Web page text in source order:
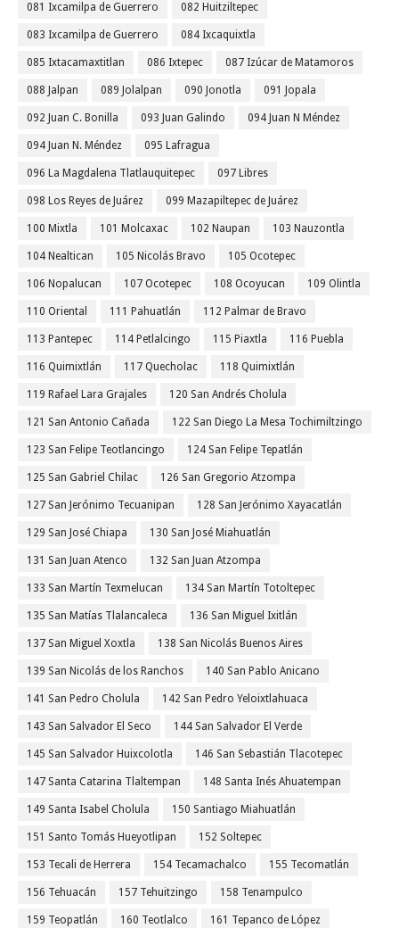
081 Ixcamilpa de Guerrero 082 Huitziltepec
083 Ixcamilpa de Guerrero 084 Ixcaquixtla
085 Ixtacamaxtitlan 086 Ixtepec 087 Izúcar de Matamoros
088 Jalpan 089 Jolalpan 090 Jonotla 091 Jopala
092 Juan C. Bonilla 093 Juan Galindo 094 Juan N Méndez
094 Juan N. Méndez 095 Lafragua
096 La Magdalena Tlatlauquitepec 097 Libres
098 Los Reyes de Juárez 099 Mazapiltepec de Juárez
100 Mixtla 101 Molcaxac 102 Naupan 103 Nauzontla
104 Nealtican 105 Nicolás Bravo 105 Ocotepec
106 Nopalucan 107 Ocotepec 108 Ocoyucan 109 Olintla
110 Oriental 111 Pahuatlán 112 Palmar de Bravo
113 Pantepec 114 Petlalcingo 115 Piaxtla 116 Puebla
116 Quimixtlán 117 Quecholac 118 Quimixtlán
119 Rafael Lara Grajales 120 San Andrés Cholula
121 San Antonio Cañada 122 San Diego La Mesa Tochimiltzingo
123 San Felipe Teotlancingo 124 San Felipe Tepatlán
125 San Gabriel Chilac 126 San Gregorio Atzompa
127 San Jerónimo Tecuanipan 128 San Jerónimo Xayacatlán
129 San José Chiapa 130 San José Miahuatlán
131 San Juan Atenco 132 San Juan Atzompa
133 San Martín Texmelucan 134 San Martín Totoltepec
135 San Matías Tlalancaleca 136 San Miguel Ixitlán
137 San Miguel Xoxtla 138 San Nicolás Buenos Aires
139 San Nicolás de los Ranchos 140 San Pablo Anicano
141 San Pedro Cholula 142 San Pedro Yeloixtlahuaca
143 San Salvador El Seco 144 San Salvador El Verde
145 San Salvador Huixcolotla 146 San Sebastián Tlacotepec
147 Santa Catarina Tlaltempan 148 Santa Inés Ahuatempan
149 Santa Isabel Cholula 150 Santiago Miahuatlán
151 Santo Tomás Hueyotlipan 152 Soltepec
153 Tecali de Herrera 154 Tecamachalco 155 Tecomatlán
156 Tehuacán 157 Tehuitzingo 158 Tenampulco
159 Teopatlán 160 Teotlalco 161 Tepanco de López